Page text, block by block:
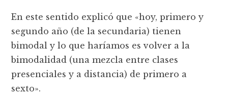
En este sentido explicó que «hoy, primero y
segundo año (de la secundaria) tienen
bimodal y lo que haríamos es volver a la
bimodalidad (una mezcla entre clases
presenciales y a distancia) de primero a
sexto».